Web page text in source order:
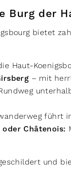
Burg der
bietet
Haut-
– mit
führt
Châtenois:
und